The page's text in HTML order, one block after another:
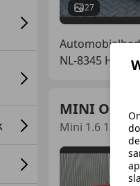
27
NL-8345 HJ
MINI One D
Mini 1.6 16v